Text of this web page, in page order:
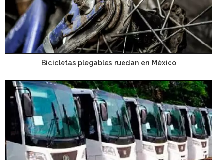
Bicicletas plegables ruedan en México